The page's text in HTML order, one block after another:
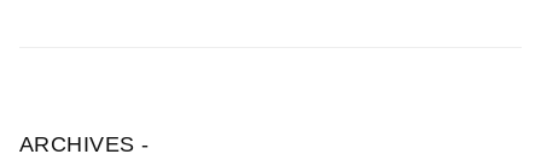
ARCHIVES -